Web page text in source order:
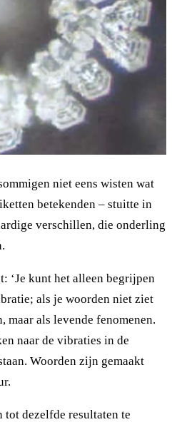
niet eens wisten wat
betekenden – stuitte in
verschillen, die onderling
‘Je kunt het alleen begrijpen
als je woorden niet ziet
maar als levende fenomenen.
naar de vibraties in de
Woorden zijn gemaakt
tot dezelfde resultaten te